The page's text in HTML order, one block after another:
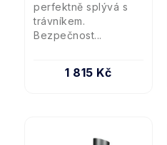
1 815 Kč
perfektně splývá s
trávníkem.
Bezpečnost...